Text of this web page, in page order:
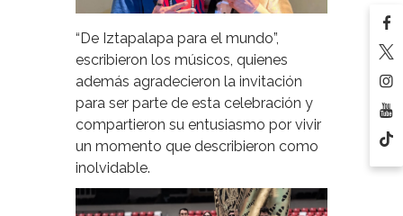
“De Iztapalapa para el mundo”,
escribieron los músicos, quienes
además agradecieron la invitación
para ser parte de esta celebración y
compartieron su entusiasmo por vivir
un momento que describieron como
inolvidable.